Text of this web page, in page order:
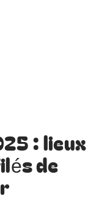
: lieux
de